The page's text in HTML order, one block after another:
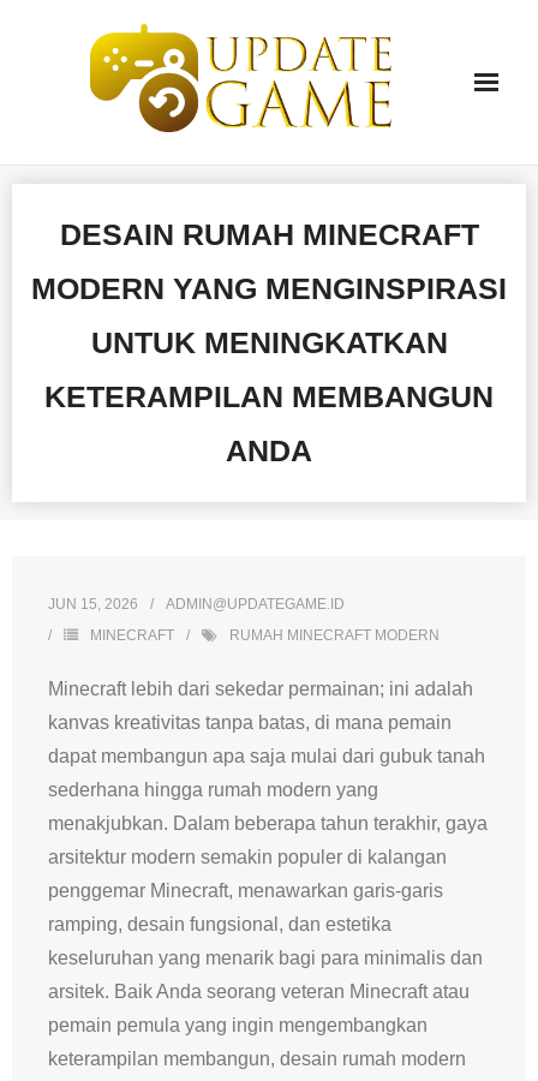
DESAIN RUMAH MINECRAFT
MODERN YANG MENGINSPIRASI
UNTUK MENINGKATKAN
KETERAMPILAN MEMBANGUN
ANDA
JUN 15, 2026
ADMIN@UPDATEGAME.ID
MINECRAFT
RUMAH MINECRAFT MODERN
Minecraft lebih dari sekedar permainan; ini adalah
kanvas kreativitas tanpa batas, di mana pemain
dapat membangun apa saja mulai dari gubuk tanah
sederhana hingga rumah modern yang
menakjubkan. Dalam beberapa tahun terakhir, gaya
arsitektur modern semakin populer di kalangan
penggemar Minecraft, menawarkan garis-garis
ramping, desain fungsional, dan estetika
keseluruhan yang menarik bagi para minimalis dan
arsitek. Baik Anda seorang veteran Minecraft atau
pemain pemula yang ingin mengembangkan
keterampilan membangun, desain rumah modern